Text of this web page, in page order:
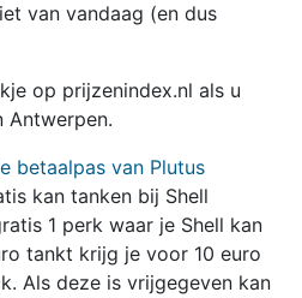
van vandaag (en dus
op prijzenindex.nl als u
Antwerpen.
betaalpas van Plutus
kan tanken bij Shell
1 perk waar je Shell kan
tankt krijg je voor 10 euro
Als deze is vrijgegeven kan